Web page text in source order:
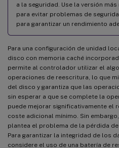
a la seguridad. Use la versión
para evitar problemas de
para garantizar un rendimiento
Para una configuración de unidad
disco con memoria caché
permite al controlador utilizar el
operaciones de reescritura, lo que
del disco y garantiza que las
sin esperar a que se complete la
puede mejorar significativamente el
coste adicional mínimo. Sin
plantea el problema de la pérdida
Para garantizar la integridad de los
considere el uso de una batería de